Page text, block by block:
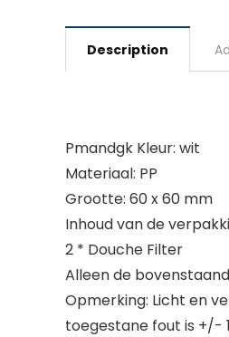
Description
Pmandgk Kleur: wit
Materiaal: PP
Grootte: 60 x 60 mm
Inhoud van de
2 * Douche Filter
Alleen de
Opmerking: Licht en
toegestane fout is +/-